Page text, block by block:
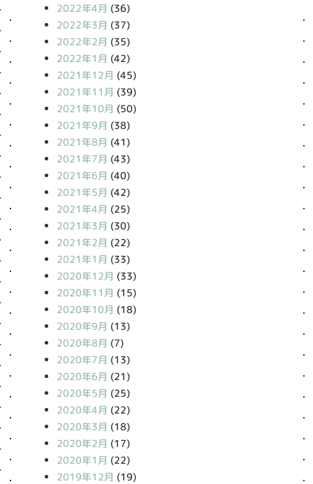
2022年4月 (36)
2022年3月 (37)
2022年2月 (35)
2022年1月 (42)
2021年12月 (45)
2021年11月 (39)
2021年10月 (50)
2021年9月 (38)
2021年8月 (41)
2021年7月 (43)
2021年6月 (40)
2021年5月 (42)
2021年4月 (25)
2021年3月 (30)
2021年2月 (22)
2021年1月 (33)
2020年12月 (33)
2020年11月 (15)
2020年10月 (18)
2020年9月 (13)
2020年8月 (7)
2020年7月 (13)
2020年6月 (21)
2020年5月 (25)
2020年4月 (22)
2020年3月 (18)
2020年2月 (17)
2020年1月 (22)
2019年12月 (19)